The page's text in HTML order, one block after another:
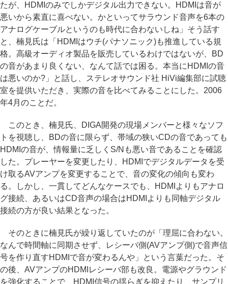
たが、HDMIのみでしかデジタル出力できない。HDMIは音が
悪いから素直に喜べない。かといってサラウンド音声を6本の
アナログケーブルというのも時代に合わないしね」そう話す
と、楠見氏は「HDMIはウチ(パナソニック)も推進している規
格。高級オーディオ製品を販売しているわけではないが、BD
の音があまり良くない、なんて話では困る。本当にHDMIの音
は悪いのか?」と話し、ステレオサウンド社 HiVi編集部に試聴
室を提供いただき、実際の音を比べてみることにした。2006
年4月のことだ。
このとき、楠見氏、DIGA開発の現場メンバーと様々なソフ
トを視聴し、BDの音に限らず、帯域の狭いCDの音であっても
HDMIの音が、情報量に乏しくS/Nも悪い音であることを確認
した。プレーヤーを変更したり、HDMIでデジタルデータを受
け取るAVアンプを変更することで、音の変化の傾向も変わ
る。しかし、一貫してどんなケースでも、HDMIよりもアナロ
グ接続、あるいはCD音声の場合はHDMIよりも同軸デジタル
接続の方が良い結果となった。
そのときに楠見氏が繰り返していたのが「理屈に合わない。
なんで時間軸に同期させず、レシーバ側(AVアンプ側)で音声信
号を作り直すHDMIで音が変わるんや」という言葉だった。そ
の後、AVアンプのHDMIレシーバ部も改良。電源やグラウンド
を強化することで、HDMI信号の揺らぎを抑えたり、サンプリ